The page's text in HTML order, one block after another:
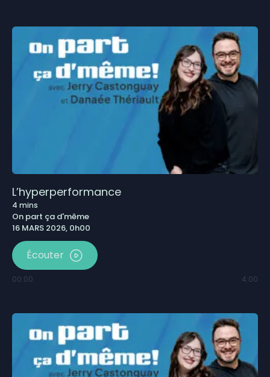
L’hyperperformance
4 mins
On part ça d'même
16 MARS 2026, 0h00
Écouter
00:00 4:00